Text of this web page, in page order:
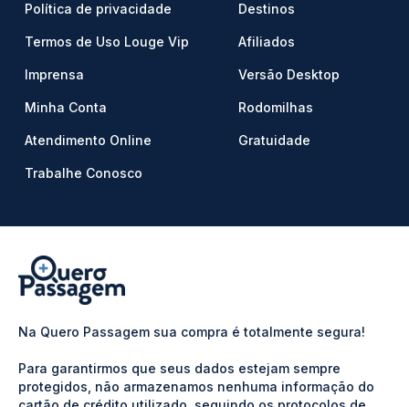
Política de privacidade
Termos de Uso Louge Vip
Imprensa
Minha Conta
Atendimento Online
Trabalhe Conosco
Destinos
Afiliados
Versão Desktop
Rodomilhas
Gratuidade
Na Quero Passagem sua compra é totalmente segura!
Para garantirmos que seus dados estejam sempre
protegidos, não armazenamos nenhuma informação do